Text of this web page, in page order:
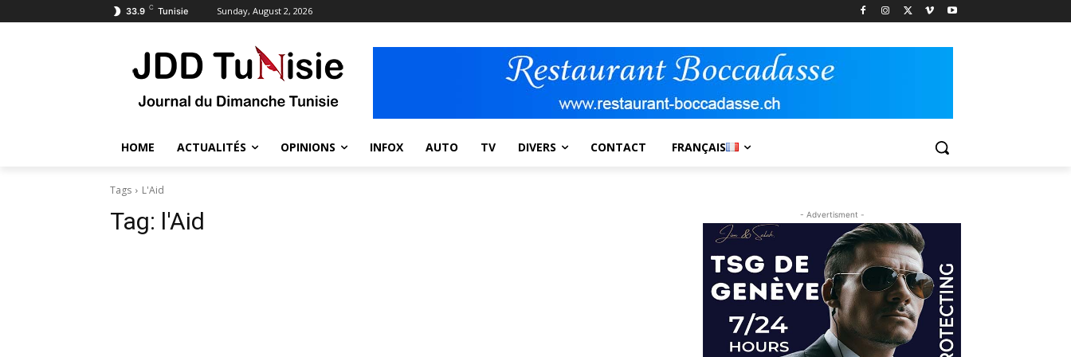
33.9 C Tunisie Sunday, August 2, 2026
HOME ACTUALITÉS OPINIONS INFOX AUTO TV DIVERS CONTACT FRANÇAIS
Tags L'Aid
Tag: l'Aid - Advertisment -